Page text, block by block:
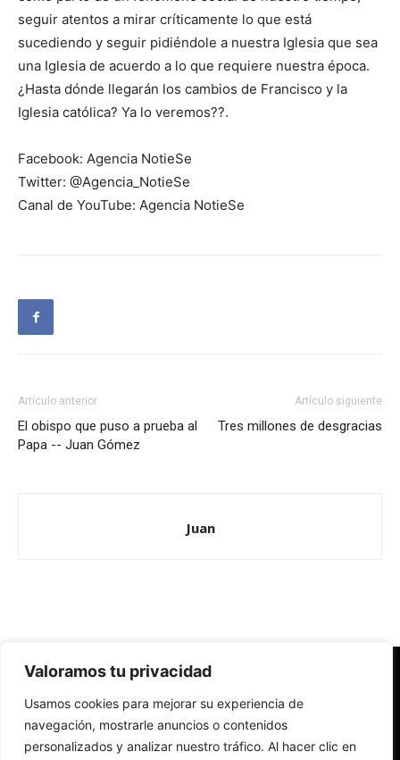
Valoramos tu privacidad
Usamos cookies para mejorar su experiencia de
navegación, mostrarle anuncios o contenidos
personalizados y analizar nuestro tráfico. Al hacer clic en
seguir atentos a mirar críticamente lo que está
sucediendo y seguir pidiéndole a nuestra Iglesia que sea
una Iglesia de acuerdo a lo que requiere nuestra época.
¿Hasta dónde llegarán los cambios de Francisco y la
Iglesia católica? Ya lo veremos??.
Facebook: Agencia NotieSe
Twitter: @Agencia_NotieSe
Canal de YouTube: Agencia NotieSe
Artículo anterior
El obispo que puso a prueba al
Papa -- Juan Gómez
Artículo siguiente
Tres millones de desgracias
Juan
Redes Cristianas
Una mirada alternativa sobre la Iglesia católica y la sociedad
- Colectivos de Redes Cristianas